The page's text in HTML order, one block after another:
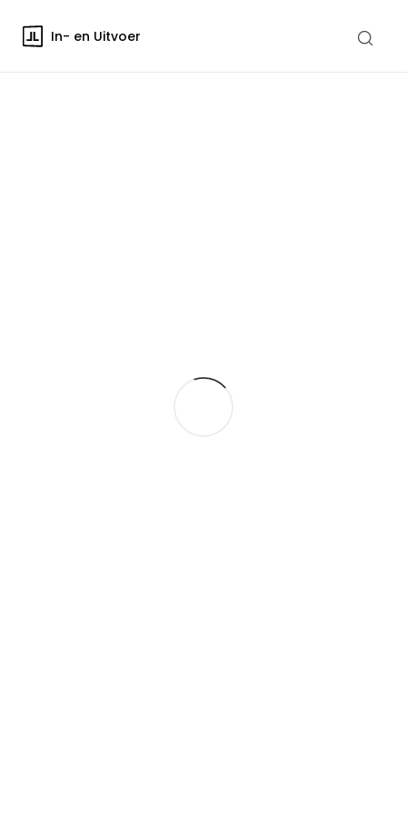
In- en Uitvoer